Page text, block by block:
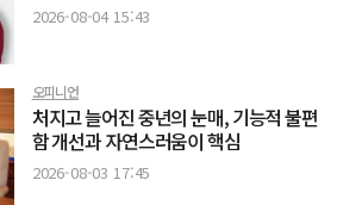
2026-08-04 15:43
오피니언
처지고 늘어진 중년의 눈매, 기능적 불편
함 개선과 자연스러움이 핵심
2026-08-03 17:45